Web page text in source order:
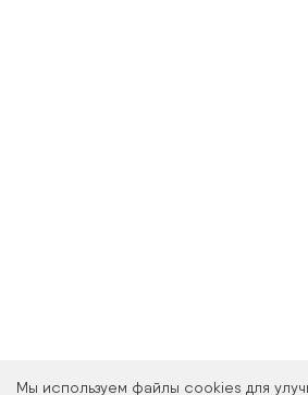
Мы используем файлы cookies для